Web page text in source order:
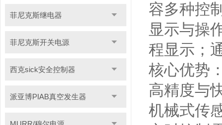
菲尼克斯继电器
菲尼克斯开关电源
西克sick安全控制器
派亚博PIAB真空发生器
容多种控
显示与操
程显示；
核心优势
高精度与
机械式传